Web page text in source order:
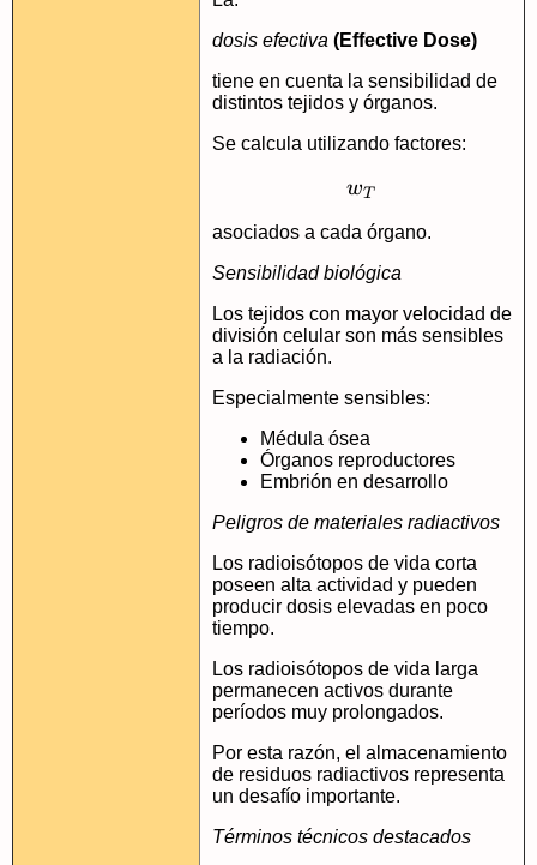
dosis efectiva (Effective Dose)
tiene en cuenta la sensibilidad de
distintos tejidos y órganos.
Se calcula utilizando factores:
w_{T}
wT
asociados a cada órgano.
Sensibilidad biológica
Los tejidos con mayor velocidad de
división celular son más sensibles
a la radiación.
Especialmente sensibles:
Médula ósea
Órganos reproductores
Embrión en desarrollo
Peligros de materiales radiactivos
Los radioisótopos de vida corta
poseen alta actividad y pueden
producir dosis elevadas en poco
tiempo.
Los radioisótopos de vida larga
permanecen activos durante
períodos muy prolongados.
Por esta razón, el almacenamiento
de residuos radiactivos representa
un desafío importante.
Términos técnicos destacados